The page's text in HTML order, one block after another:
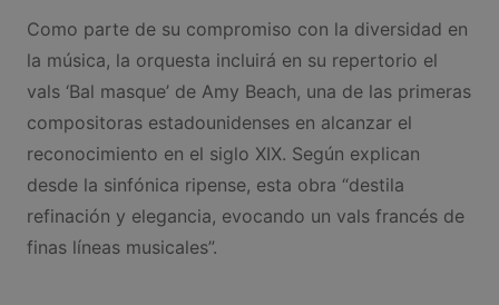
Como parte de su compromiso con la diversidad en
la música, la orquesta incluirá en su repertorio el
vals ‘Bal masque’ de Amy Beach, una de las primeras
compositoras estadounidenses en alcanzar el
reconocimiento en el siglo XIX. Según explican
desde la sinfónica ripense, esta obra “destila
refinación y elegancia, evocando un vals francés de
finas líneas musicales”.